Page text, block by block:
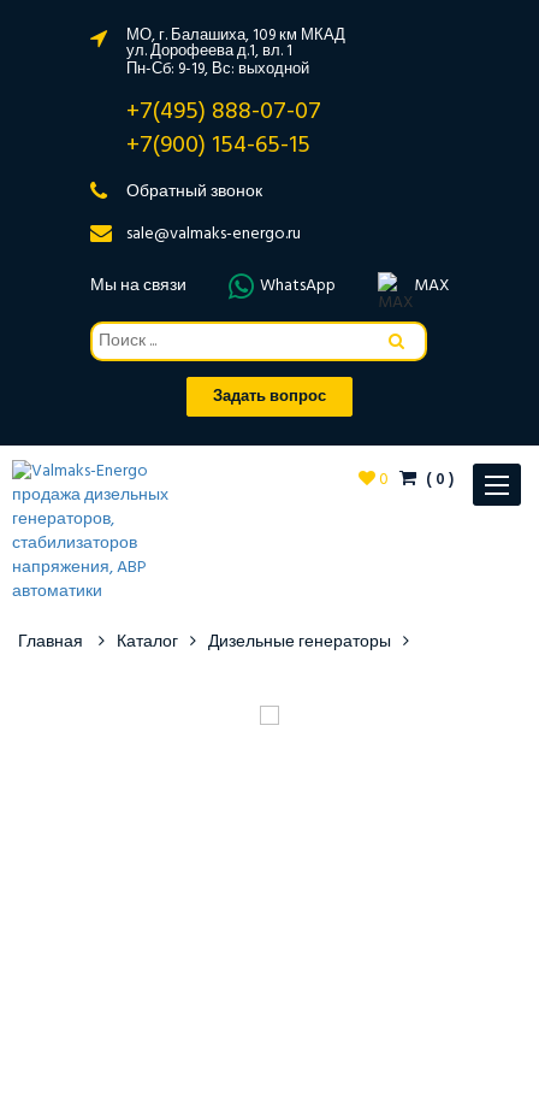
МО, г. Балашиха, 109 км МКАД
ул. Дорофеева д.1, вл. 1
Пн-Сб: 9-19, Вс: выходной
+7(495) 888-07-07
+7(900) 154-65-15
Обратный звонок
sale@valmaks-energo.ru
Мы на связи
WhatsApp MAX
Задать вопрос
Toggle
0 (0)
Главная Каталог Дизельные генераторы